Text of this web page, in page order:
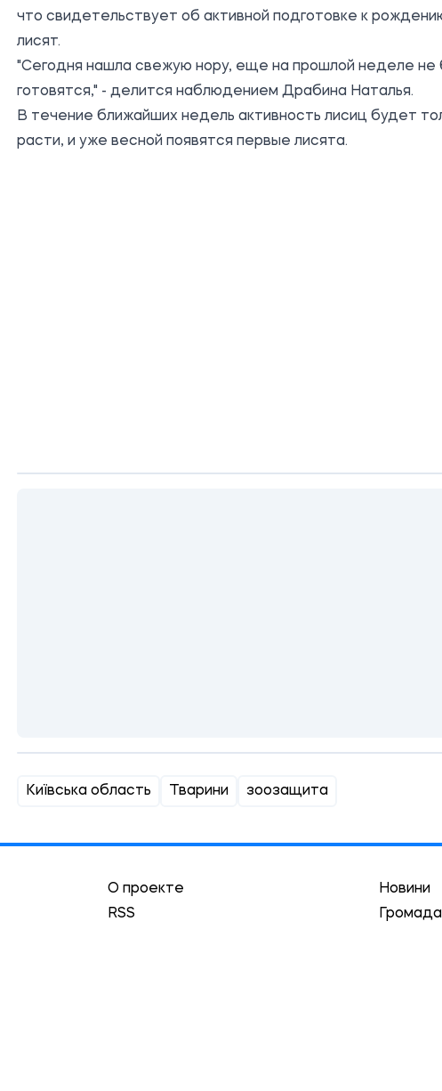
что свидетельствует об активной подготовке к
лисят.
"Сегодня нашла свежую нору, еще на прошлой неделе не
готовятся," - делится наблюдением Драбина Наталья.
В течение ближайших недель активность лисиц будет
расти, и уже весной появятся первые лисята.
Київська область Тварини зоозащита
О проекте
RSS
Новини
Громада